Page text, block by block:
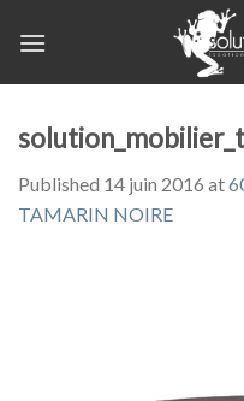
Published 14 juin 2016 at
TAMARIN NOIRE